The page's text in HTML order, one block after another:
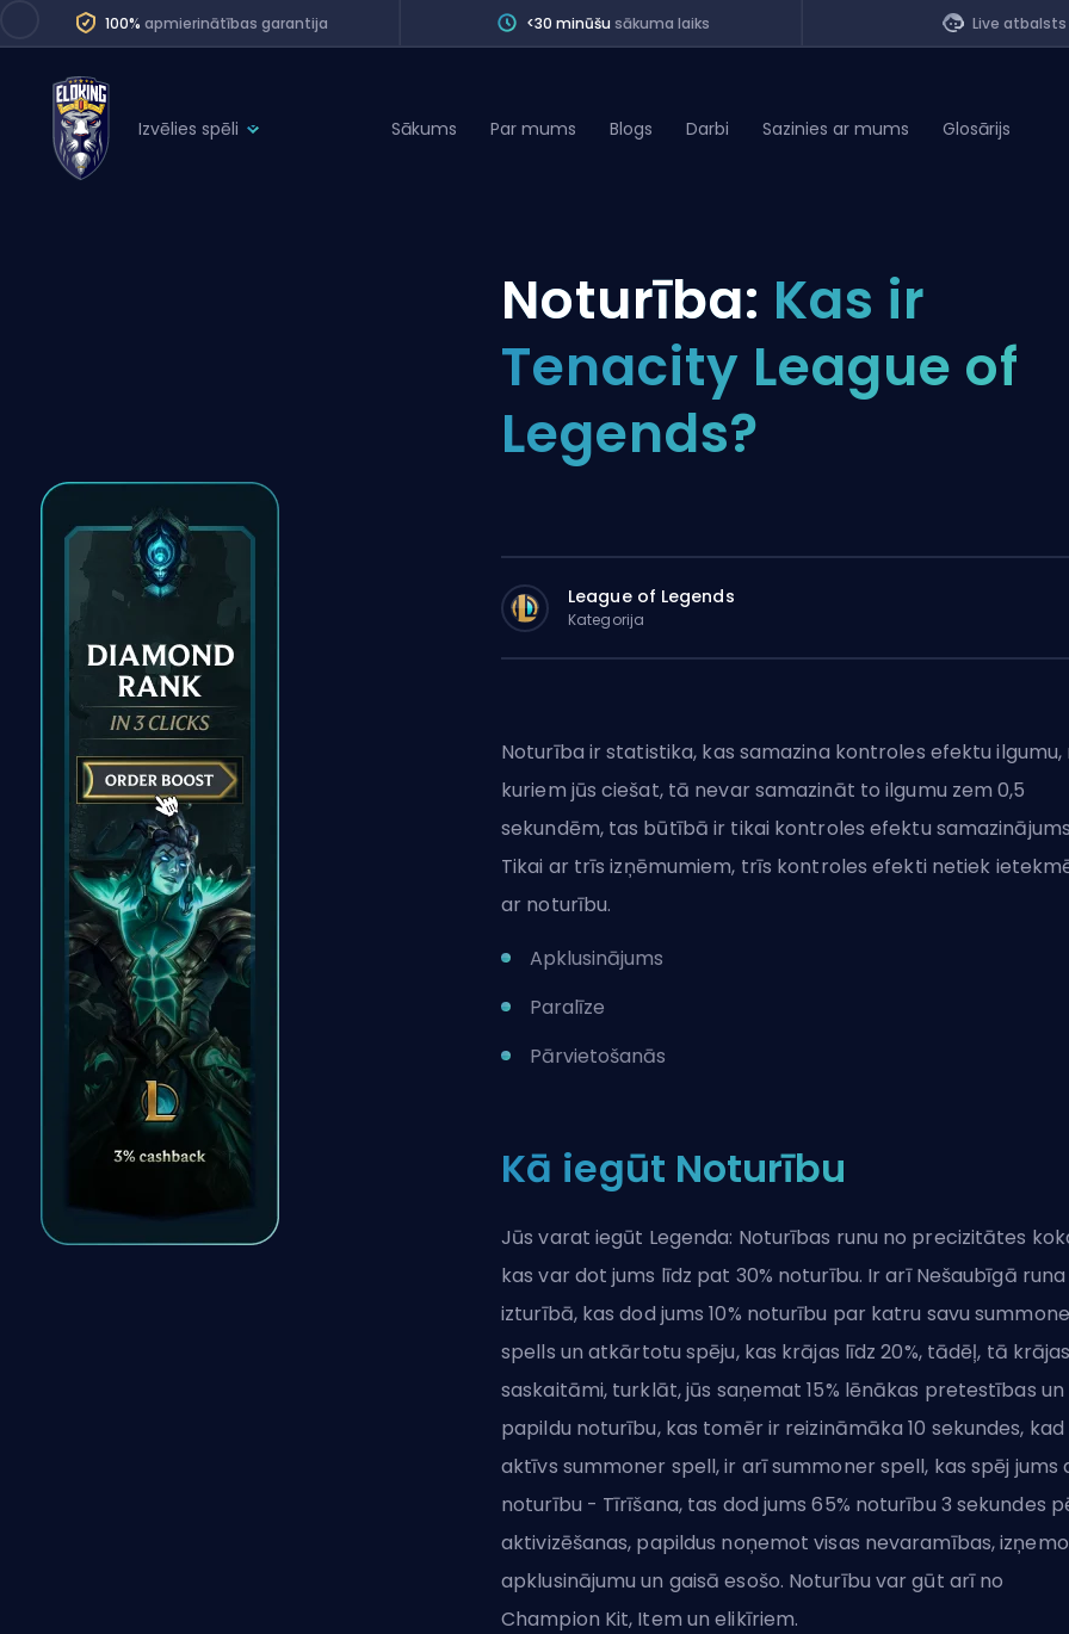
100% apmierinātības garantija <30 minūšu sākuma laiks Live atbalsts
Izvēlies spēli
Path of Exile 2
Division Boost
Sākums Par mums Blogs Darbi Sazinies ar mums Glosārijs
Noturība: Kas ir
Tenacity League of
Legends?
League of Legends
Kategorija
Noturība ir statistika, kas samazina kontroles efektu ilgumu,
kuriem jūs ciešat, tā nevar samazināt to ilgumu zem 0,5
sekundēm, tas būtībā ir tikai kontroles efektu
Tikai ar trīs izņēmumiem, trīs kontroles efekti netiek
ar noturību.
Apklusinājums
Paralīze
Pārvietošanās
Kā iegūt Noturību
Jūs varat iegūt Legenda: Noturības runu no precizitātes
kas var dot jums līdz pat 30% noturību. Ir arī Nešaubīgā runa
izturībā, kas dod jums 10% noturību par katru savu
spells un atkārtotu spēju, kas krājas līdz 20%, tādēļ, tā
saskaitāmi, turklāt, jūs saņemat 15% lēnākas pretestības un
papildu noturību, kas tomēr ir reizināmāka 10 sekundes, kad
aktīvs summoner spell, ir arī summoner spell, kas spēj jums
noturību - Tīrīšana, tas dod jums 65% noturību 3 sekundes
aktivizēšanas, papildus noņemot visas nevaramības,
apklusinājumu un gaisā esošo. Noturību var gūt arī no
Champion Kit, Item un elikīriem.